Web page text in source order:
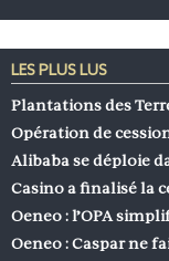
LES PLUS LUS
Plantations des
Opération de
Alibaba se déploie
Casino a finalisé la
Oeneo : l’OPA
Oeneo : Caspar ne